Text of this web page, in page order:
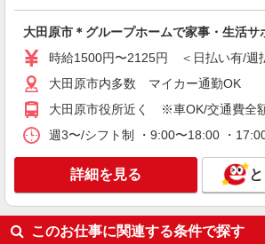
時給1500円〜2125円
通費全支給(ガソリン代含む)
大田原市
キープ
派遣社員
株式会社kotrio /●UT-H-2051320
大田原市＊年齢不問◎未
時給1500円〜2125円
通費全支給(ガソリン代含む)
大田原市＊グループホームで家事・生活サ
時給1500円〜2125円 ＜日払い有/週
大田原市内多数 マイカー通勤OK
大田原市役所近く ※車OK/交通費全
週3〜/シフト制 ・9:00〜18:00 ・
詳細を見る
このお仕事に関連する条件で探す